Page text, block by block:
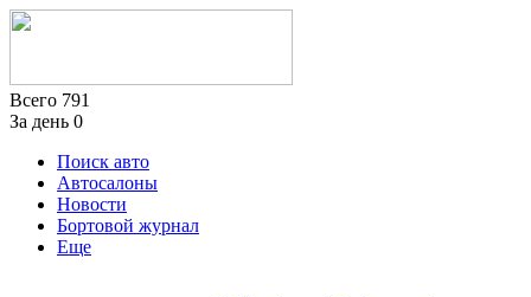
Всего 791
За день 0
Поиск авто
Автосалоны
Новости
Бортовой журнал
Еще